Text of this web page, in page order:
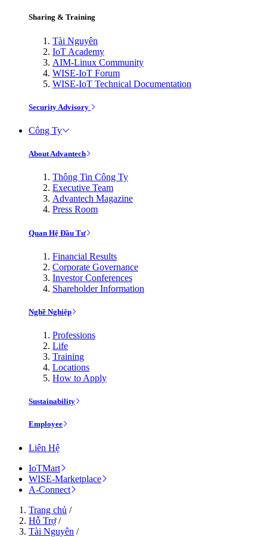
Sharing & Training
Tài Nguyên
IoT Academy
AIM-Linux Community
WISE-IoT Forum
WISE-IoT Technical Documentation
Security Advisory
Công Ty
About Advantech
Thông Tin Công Ty
Executive Team
Advantech Magazine
Press Room
Quan Hệ Đầu Tư
Financial Results
Corporate Governance
Investor Conferences
Shareholder Information
Nghề Nghiệp
Professions
Life
Training
Locations
How to Apply
Sustainability
Employee
Liên Hệ
IoTMart
WISE-Marketplace
A-Connect
Trang chủ /
Hỗ Trợ/
Tài Nguyên /